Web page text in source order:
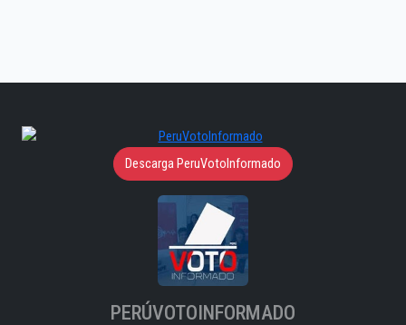
Descarga PeruVotoInformado
PERÚVOTOINFORMADO